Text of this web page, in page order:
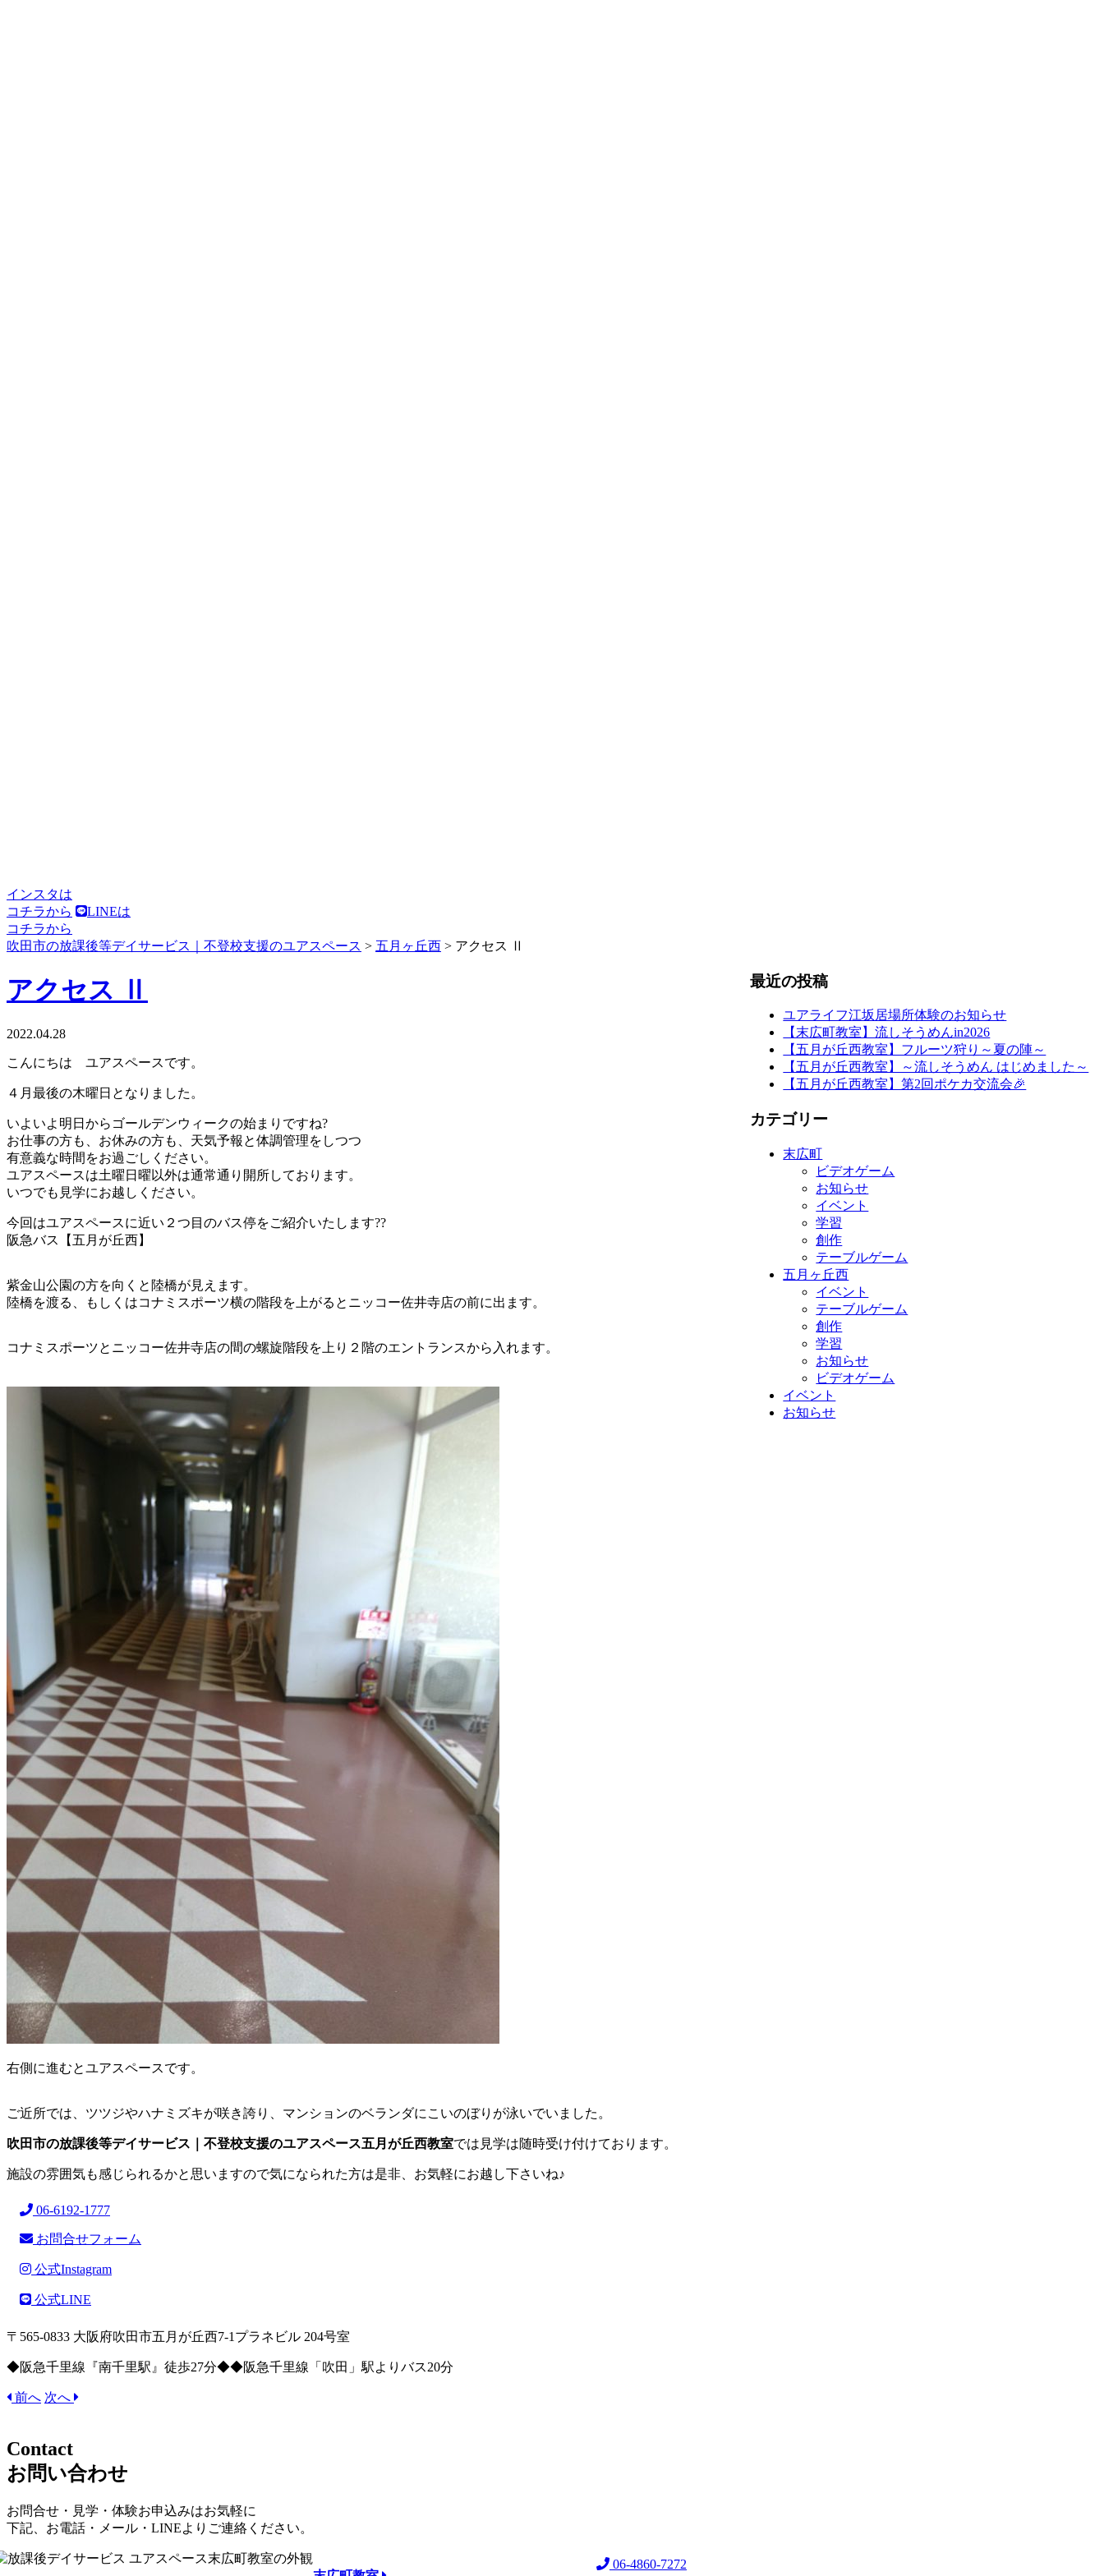
インスタは
コチラから
LINEは
コチラから
吹田市の放課後等デイサービス｜不登校支援のユアスペース > 五月ヶ丘西 > アクセス Ⅱ
アクセス Ⅱ
2022.04.28
こんにちは ユアスペースです。
４月最後の木曜日となりました。
いよいよ明日からゴールデンウィークの始まりですね?
お仕事の方も、お休みの方も、天気予報と体調管理をしつつ
有意義な時間をお過ごしください。
ユアスペースは土曜日曜以外は通常通り開所しております。
いつでも見学にお越しください。
今回はユアスペースに近い２つ目のバス停をご紹介いたします??
阪急バス【五月が丘西】
紫金山公園の方を向くと陸橋が見えます。
陸橋を渡る、もしくはコナミスポーツ横の階段を上がるとニッコー佐井寺店の前に出ます。
コナミスポーツとニッコー佐井寺店の間の螺旋階段を上り２階のエントランスから入れます。
右側に進むとユアスペースです。
ご近所では、ツツジやハナミズキが咲き誇り、マンションのベランダにこいのぼりが泳いでいました。
吹田市の放課後等デイサービス｜不登校支援のユアスペース五月が丘西教室では見学は随時受け付けております。
施設の雰囲気も感じられるかと思いますので気になられた方は是非、お気軽にお越し下さいね♪
06-6192-1777
お問合せフォーム
公式Instagram
公式LINE
〒565-0833 大阪府吹田市五月が丘西7-1プラネビル 204号室
◆阪急千里線『南千里駅』徒歩27分◆◆阪急千里線「吹田」駅よりバス20分
前へ 次へ
最近の投稿
ユアライフ江坂居場所体験のお知らせ
【末広町教室】流しそうめんin2026
【五月が丘西教室】フルーツ狩り～夏の陣～
【五月が丘西教室】～流しそうめん はじめました～
【五月が丘西教室】第2回ポケカ交流会🎉
カテゴリー
末広町
ビデオゲーム
お知らせ
イベント
学習
創作
テーブルゲーム
五月ヶ丘西
イベント
テーブルゲーム
創作
学習
お知らせ
ビデオゲーム
イベント
お知らせ
Contact
お問い合わせ
お問合せ・見学・体験お申込みはお気軽に
下記、お電話・メール・LINEよりご連絡ください。
06-4860-7272